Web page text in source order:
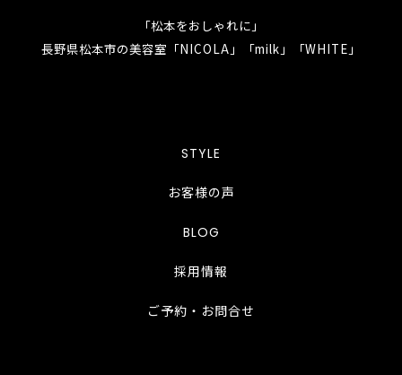
「松本をおしゃれに」
長野県松本市の美容室「NICOLA」「milk」「WHITE」
STYLE
お客様の声
BLOG
採用情報
ご予約・お問合せ